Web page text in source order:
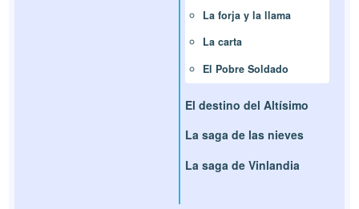
La forja y la llama
La carta
El Pobre Soldado
El destino del Altísimo
La saga de las nieves
La saga de Vinlandia